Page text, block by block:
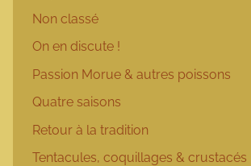
Non classé
On en discute !
Passion Morue & autres poissons
Quatre saisons
Retour à la tradition
Tentacules, coquillages & crustacés